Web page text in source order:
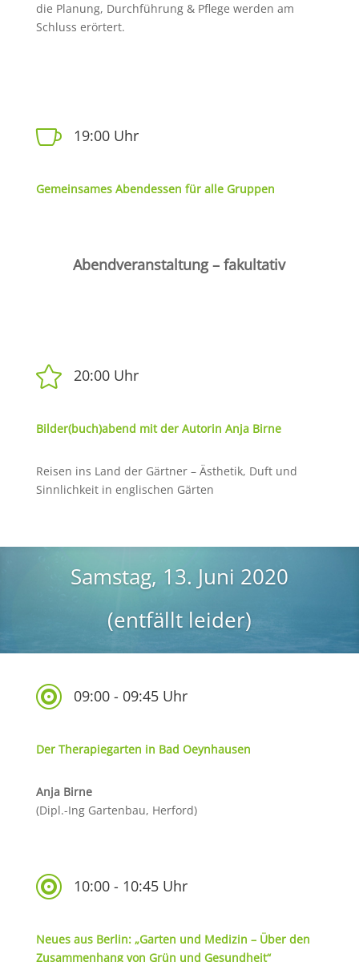
die Planung, Durchführung & Pflege werden am
Schluss erörtert.
 19:00 Uhr
Gemeinsames Abendessen für alle Gruppen
Abendveranstaltung – fakultativ
 20:00 Uhr
Bilder(buch)abend mit der Autorin Anja Birne
Reisen ins Land der Gärtner – Ästhetik, Duft und
Sinnlichkeit in englischen Gärten
Samstag, 13. Juni 2020
(entfällt leider)
 09:00 - 09:45 Uhr
Der Therapiegarten in Bad Oeynhausen
Anja Birne
(Dipl.-Ing Gartenbau, Herford)
 10:00 - 10:45 Uhr
Neues aus Berlin: „Garten und Medizin – Über den
Zusammenhang von Grün und Gesundheit“